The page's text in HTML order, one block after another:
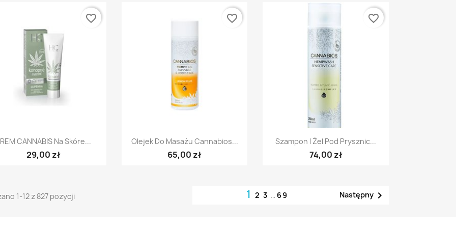
Szybki podgląd
CANNABIS Na Skóre...
29,00 zł
favorite_border
Szybki podgląd
Olejek Do Masażu Cannabios...
65,00 zł
favorite_border
Szybki podgląd
Szampon I Żel Pod Prysznic...
74,00 zł
favorite_border
1-12 z 827 pozycji 123 … 69 Następny